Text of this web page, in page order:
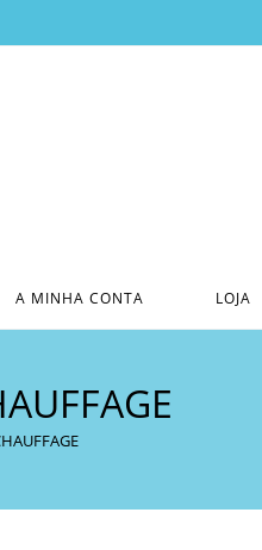
A MINHA CONTA LOJA